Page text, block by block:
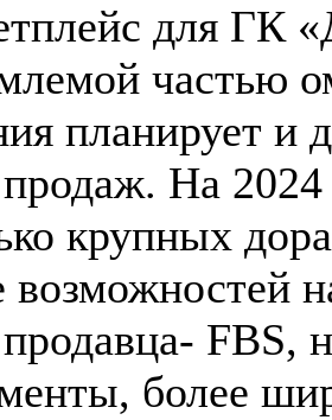
для ГК
частью
планирует и
На 2024
крупных
возможностей
продавца- FBS,
более